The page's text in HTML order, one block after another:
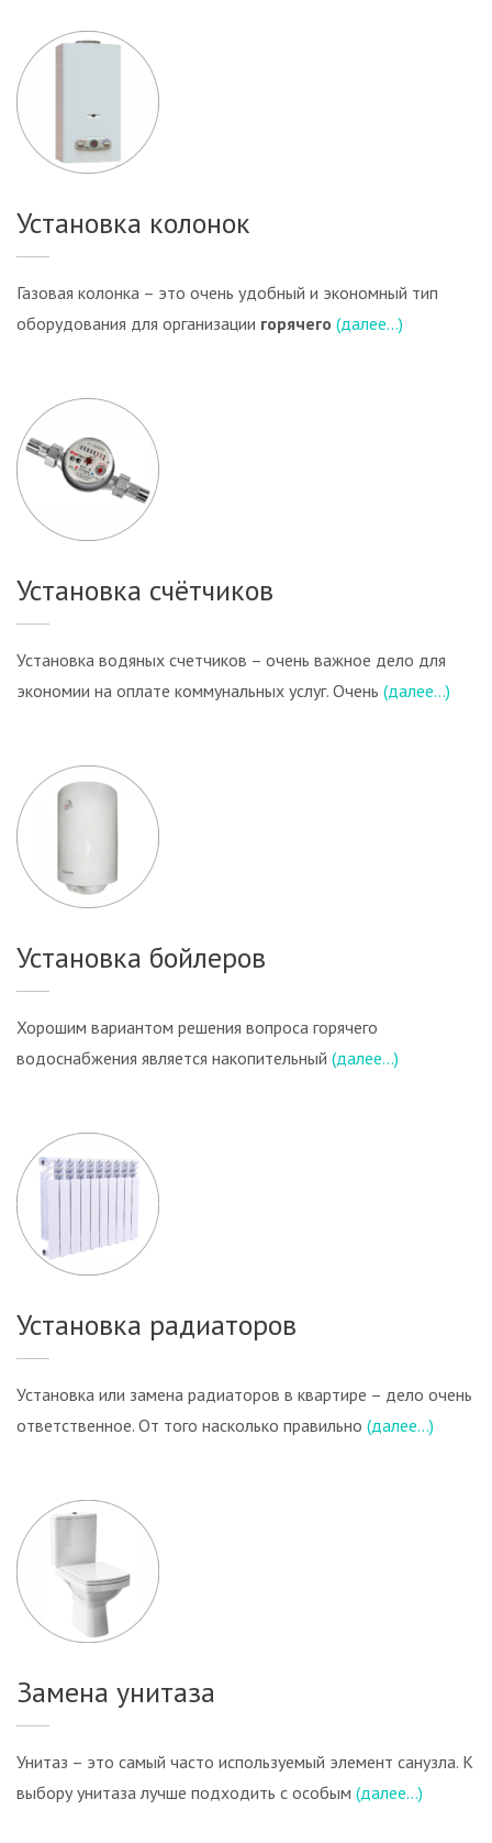
Установка колонок
Газовая колонка – это очень удобный и экономный тип
оборудования для организации горячего (далее…)
Установка счётчиков
Установка водяных счетчиков – очень важное дело для
экономии на оплате коммунальных услуг. Очень (далее…)
Установка бойлеров
Хорошим вариантом решения вопроса горячего
водоснабжения является накопительный (далее…)
Установка радиаторов
Установка или замена радиаторов в квартире – дело очень
ответственное. От того насколько правильно (далее…)
Замена унитаза
Унитаз – это самый часто используемый элемент санузла. К
выбору унитаза лучше подходить с особым (далее…)